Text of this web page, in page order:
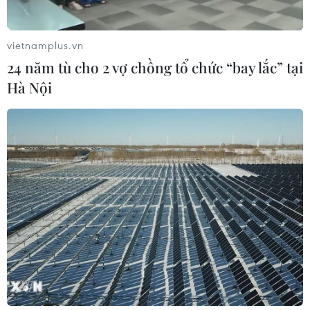
Đà Nẵng lần đầu đăng cai chung kết
Hoa hậu Di sản toàn cầu 2026
05/08/2026 11:01
Đà Nẵng chi gần 38 tỷ đồng trang trí
Tết Đinh Mùi 2027
05/08/2026 10:58
Giới thiệu Bộ sách Tuyển tập các tác
phẩm chọn lọc của Tổng Tư lệnh
Fidel Castro Ruz
05/08/2026 10:10
vietnamplus.vn
24 năm tù cho 2 vợ chồng tổ chức “bay lắc” tại
Hà Nội